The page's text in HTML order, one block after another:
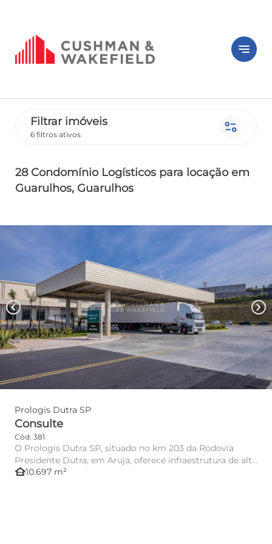
notes
Filtrar imóveis
6 filtros ativos page_info
28 Condomínio Logísticos para locaçãoem
Guarulhos, Guarulhos
chevron_left chevron_right
Prologis Dutra SP
Consulte
Cód: 381
O Prologis Dutra SP, situado no km 203 da Rodovia
Presidente Dutra, em Arujá, oferece infraestrutura de alto
padrão pa...
other_houses10.697 m²